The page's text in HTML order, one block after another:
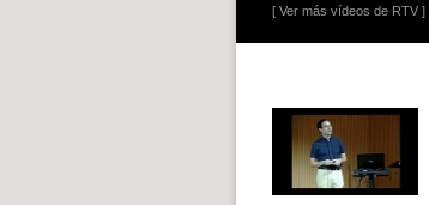
[ Ver más vídeos de RTV ]